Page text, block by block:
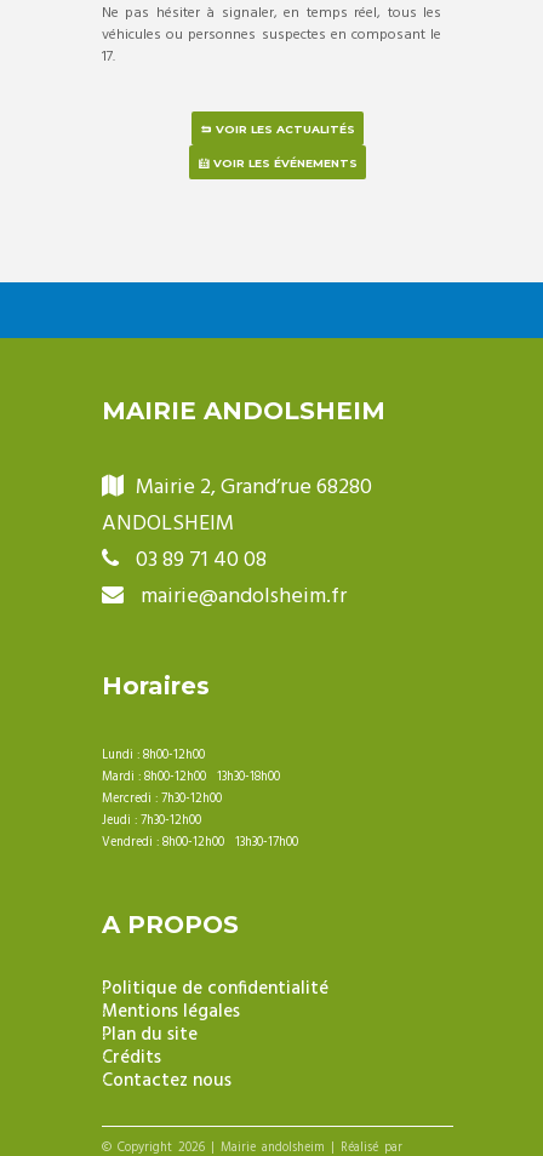
Ne pas hésiter à signaler, en temps réel, tous les
véhicules ou personnes suspectes en composant le
17.
VOIR LES ACTUALITÉS
VOIR LES ÉVÉNEMENTS
MAIRIE ANDOLSHEIM
Mairie 2, Grand’rue 68280
ANDOLSHEIM
03 89 71 40 08
mairie@andolsheim.fr
Horaires
Lundi : 8h00-12h00
Mardi : 8h00-12h00 13h30-18h00
Mercredi : 7h30-12h00
Jeudi : 7h30-12h00
Vendredi : 8h00-12h00 13h30-17h00
A PROPOS
Politique de confidentialité
Mentions légales
Plan du site
Crédits
Contactez nous
© Copyright 2026 | Mairie andolsheim | Réalisé par